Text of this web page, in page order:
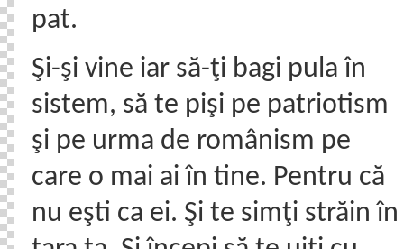
pat.
Şi-şi vine iar să-ţi bagi pula în
sistem, să te pişi pe patriotism
şi pe urma de românism pe
care o mai ai în tine. Pentru că
nu eşti ca ei. Şi te simţi străin în